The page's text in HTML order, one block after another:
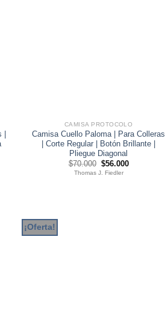
CAMISA PROTOCOLO
Camisa Cuello Paloma | Para Colleras
| Corte Regular | Botón Brillante |
Pliegue Diagonal
$70.000 El
precio
$56.000El
Thomas J. Fiedler
¡Oferta!